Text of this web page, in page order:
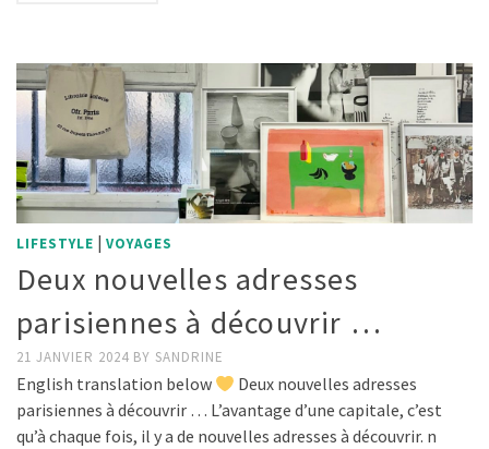
LIFESTYLE | VOYAGES
Deux nouvelles adresses
parisiennes à découvrir …
21 JANVIER 2024 BY SANDRINE
English translation below
Deux nouvelles adresses
parisiennes à découvrir … L’avantage d’une capitale, c’est
qu’à chaque fois, il y a de nouvelles adresses à découvrir. n